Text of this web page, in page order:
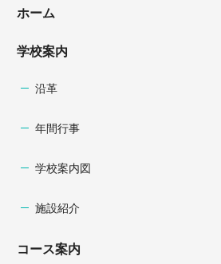
ホーム
学校案内
沿革
年間行事
学校案内図
施設紹介
コース案内